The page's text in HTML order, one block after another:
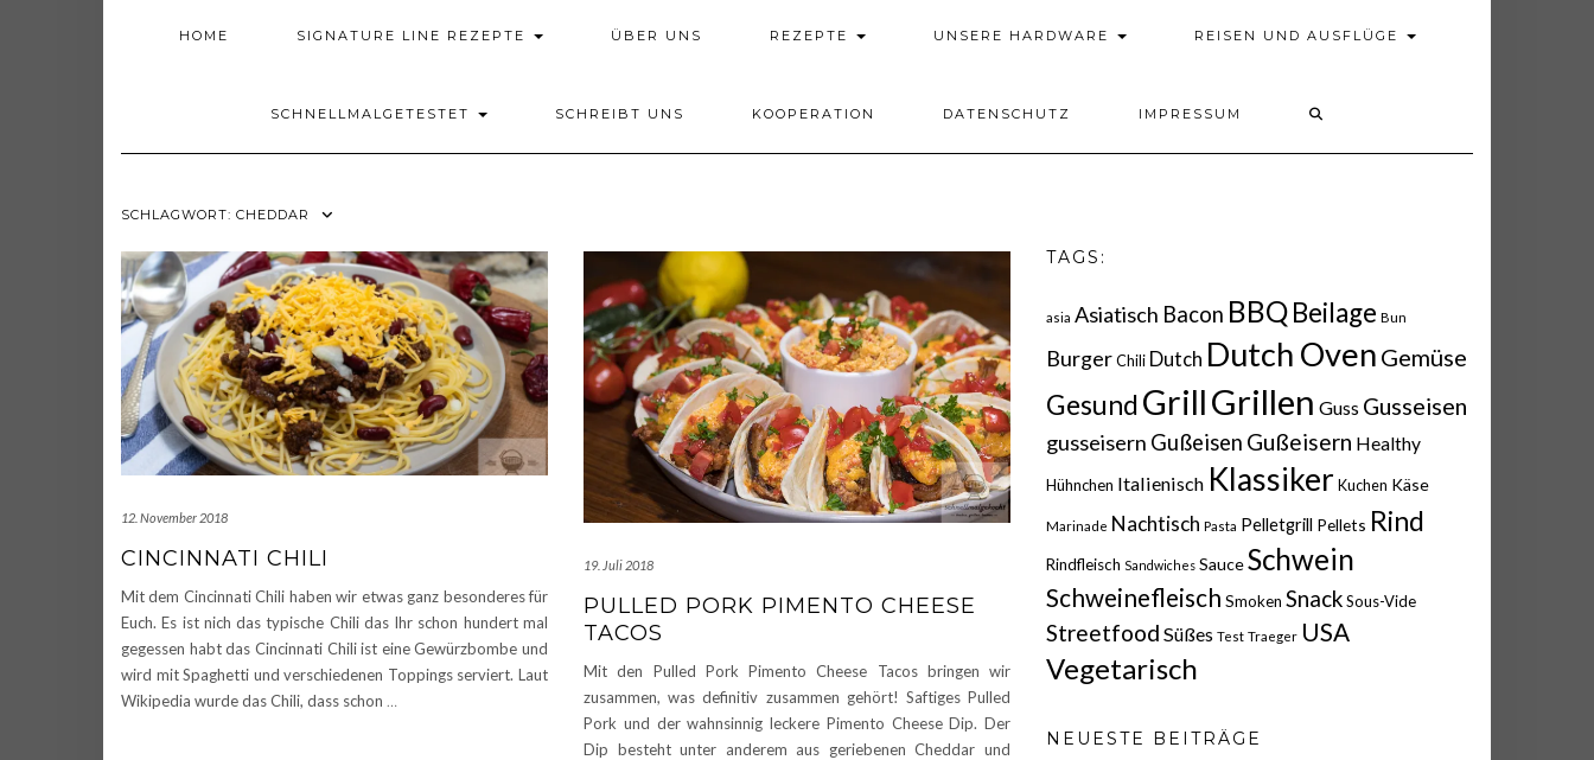
HOME SIGNATURE LINE REZEPTE ÜBER UNS REZEPTE UNSERE HARDWARE REISEN UND AUSFLÜGE
SCHNELLMALGETESTET SCHREIBT UNS KOOPERATION DATENSCHUTZ IMPRESSUM
SCHLAGWORT: CHEDDAR
12. November 2018
CINCINNATI CHILI
Mit dem Cincinnati Chili haben wir etwas ganz besonderes für
Euch. Es ist nich das typische Chili das Ihr schon hundert mal
gegessen habt das Cincinnati Chili ist eine Gewürzbombe und
wird mit Spaghetti und verschiedenen Toppings serviert. Laut
Wikipedia wurde das Chili, dass schon …
19. Juli 2018
PULLED PORK PIMENTO CHEESE
TACOS
Mit den Pulled Pork Pimento Cheese Tacos bringen wir
zusammen, was definitiv zusammen gehört! Saftiges Pulled
Pork und der wahnsinnig leckere Pimento Cheese Dip. Der
Dip besteht unter anderem aus geriebenen Cheddar und
TAGS:
asia Asiatisch Bacon BBQBeilage Bun
Burger Chili Dutch Dutch Oven Gemüse
GesundGrillGrillen Guss Gusseisen
gusseisern Gußeisen Gußeisern Healthy
Hühnchen Italienisch Klassiker Kuchen Käse
Marinade Nachtisch Pasta Pelletgrill Pellets Rind
Rindfleisch Sandwiches SauceSchwein
Schweinefleisch Smoken SnackSous-Vide
Streetfood Süßes Test Traeger USA
Vegetarisch
NEUESTE BEITRÄGE